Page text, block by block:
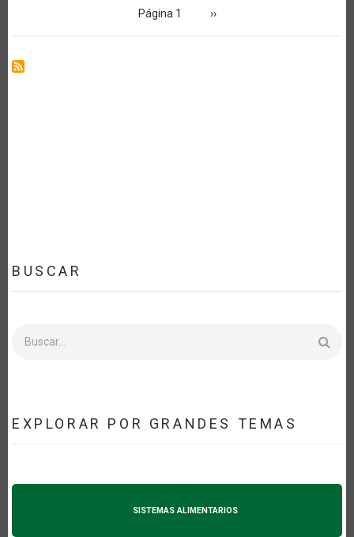
COVID-Página 1
Siguiente
››
BUSCAR
EXPLORAR POR GRANDES TEMAS
SISTEMAS ALIMENTARIOS